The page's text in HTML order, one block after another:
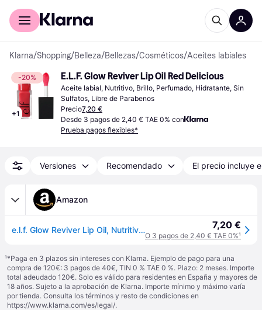
Comprar con Klarna
Klarna/Shopping/Belleza/Bellezas/Cosméticos/Aceites labiales
-20%
+1
E.L.F. Glow Reviver Lip Oil Red Delicious
Aceite labial, Nutritivo, Brillo, Perfumado, Hidratante, Sin
Sulfatos, Libre de Parabenos
Precio7,20 €
Desde 3 pagos de 2,40 € TAE 0% con
Prueba pagos flexibles*
Versiones Recomendado El precio incluye
Amazon
e.l.f. Glow Reviver Lip Oil, Nutritivo, Aceite de labios tintado para un acabado brillante, enriquecido con aceite de jojoba, vegano y libre de crueldad animal, rojo delicioso 7,20 €
O 3 pagos de 2,40 € TAE 0%¹
¹*Paga en 3 plazos sin intereses con Klarna. Ejemplo de pago para una
compra de 120€: 3 pagos de 40€, TIN 0 % TAE 0 %. Plazo: 2 meses. Importe
total adeudado 120€. Solo es válido para residentes en España y mayores de
18 años. Sujeto a la aprobación de Klarna. Importe mínimo y máximo varía
por tienda. Consulta los términos y resto de condiciones en
https://www.klarna.com/es/legal/.